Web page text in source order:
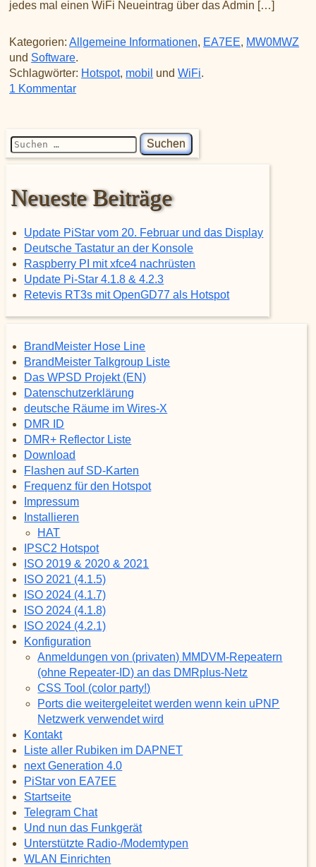
jedes mal einen WiFi Neueintrag über das Admin […]
Kategorien: Allgemeine Informationen, EA7EE, MW0MWZ
und Software.
Schlagwörter: Hotspot, mobil undWiFi.
1 Kommentarzu mehrere WiFi Einträge für den Mobilen
Suchen nach:
Neueste Beiträge
Update PiStar vom 20. Februar und das Display
Deutsche Tastatur an der Konsole
Raspberry PI mit xfce4 nachrüsten
Update Pi-Star 4.1.8 & 4.2.3
Retevis RT3s mit OpenGD77 als Hotspot
BrandMeister Hose Line
BrandMeister Talkgroup Liste
Das WPSD Projekt (EN)
Datenschutzerklärung
deutsche Räume im Wires-X
DMR ID
DMR+ Reflector Liste
Download
Flashen auf SD-Karten
Frequenz für den Hotspot
Impressum
Installieren
HAT
IPSC2 Hotspot
ISO 2019 & 2020 & 2021
ISO 2021 (4.1.5)
ISO 2024 (4.1.7)
ISO 2024 (4.1.8)
ISO 2024 (4.2.1)
Konfiguration
Anmeldungen von (privaten) MMDVM-Repeatern
(ohne Repeater-ID) an das DMRplus-Netz
CSS Tool (color party!)
Ports die weitergeleitet werden wenn kein uPNP
Netzwerk verwendet wird
Kontakt
Liste aller Rubiken im DAPNET
next Generation 4.0
PiStar von EA7EE
Startseite
Telegram Chat
Und nun das Funkgerät
Unterstützte Radio-/Modemtypen
WLAN Einrichten